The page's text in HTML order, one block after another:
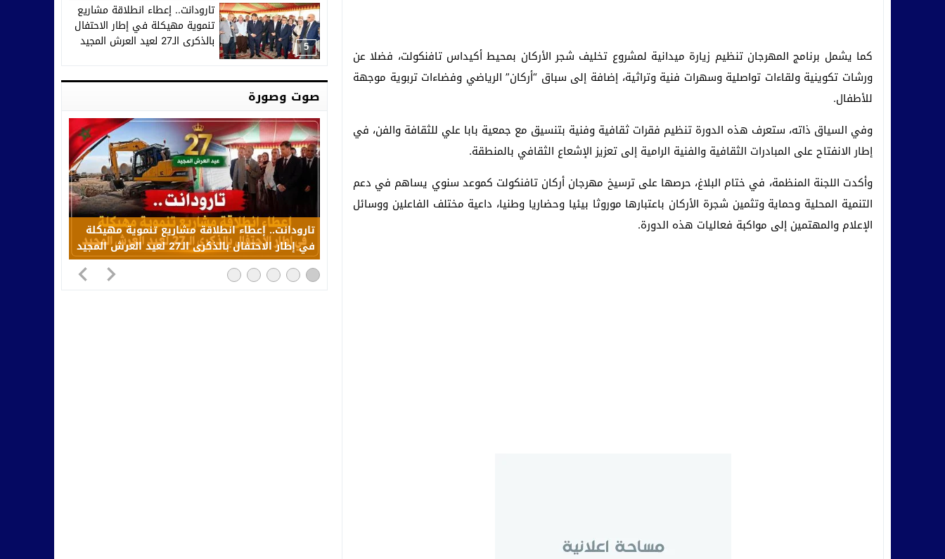
كما يشمل برنامج المهرجان تنظيم زيارة ميدانية لمشروع تخليف شجر الأركان بمحيط أكيداس تافنكولت، فضلا عن
ورشات تكوينية ولقاءات تواصلية وسهرات فنية وتراثية، إضافة إلى سباق “أركان” الرياضي وفضاءات تربوية موجهة
للأطفال.
وفي السياق ذاته، ستعرف هذه الدورة تنظيم فقرات ثقافية وفنية بتنسيق مع جمعية بابا علي للثقافة والفن، في
إطار الانفتاح على المبادرات الثقافية والفنية الرامية إلى تعزيز الإشعاع الثقافي بالمنطقة.
وأكدت اللجنة المنظمة، في ختام البلاغ، حرصها على ترسيخ مهرجان أركان تافنكولت كموعد سنوي يساهم في دعم
التنمية المحلية وحماية وتثمين شجرة الأركان باعتبارها موروثا بيئيا وحضاريا وطنيا، داعية مختلف الفاعلين ووسائل
الإعلام والمهتمين إلى مواكبة فعاليات هذه الدورة.
صوت وصورة
تارودانت.. إعطاء انطلاقة مشاريع تنموية مهيكلة
في إطار الاحتفال بالذكرى الـ27 لعيد العرش المجيد
5
تارودانت.. إعطاء انطلاقة مشاريع
تنموية مهيكلة في إطار الاحتفال
بالذكرى الـ27 لعيد العرش المجيد